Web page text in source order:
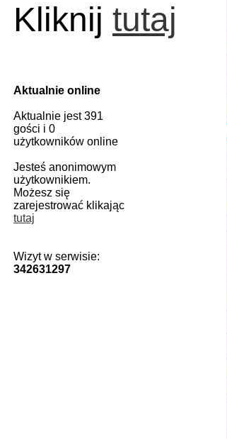
Kliknij tutaj
Aktualnie online
Aktualnie jest 391
gości i 0
użytkowników online
Jesteś anonimowym
użytkownikiem.
Możesz się
zarejestrować klikając
tutaj
Wizyt w serwisie:
342631297